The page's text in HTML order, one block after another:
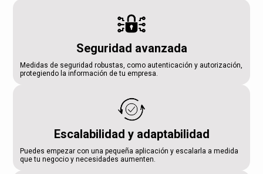
Seguridad avanzada
Medidas de seguridad robustas, como autenticación y autorización,
protegiendo la información de tu empresa.
Escalabilidad y adaptabilidad
Puedes empezar con una pequeña aplicación y escalarla a medida
que tu negocio y necesidades aumenten.